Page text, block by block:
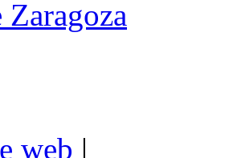
Zaragoza
web |